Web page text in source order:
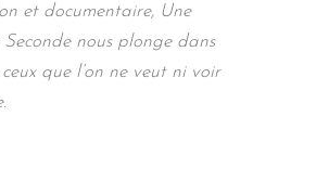
et documentaire, Une
nous plonge dans
ceux que l’on ne veut ni voir